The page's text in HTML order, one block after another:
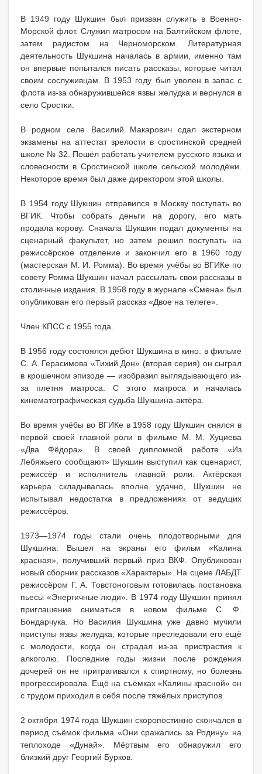
В 1949 году Шукшин был призван служить в Военно-
Морской флот. Служил матросом на Балтийском флоте,
затем радистом на Черноморском. Литературная
деятельность Шукшина началась в армии, именно там
он впервые попытался писать рассказы, которые читал
своим сослуживцам. В 1953 году был уволен в запас с
флота из-за обнаружившейся язвы желудка и вернулся в
село Сростки.
В родном селе Василий Макарович сдал экстерном
экзамены на аттестат зрелости в сростинской средней
школе № 32. Пошёл работать учителем русского языка и
словесности в Сростинской школе сельской молодёжи.
Некоторое время был даже директором этой школы.
В 1954 году Шукшин отправился в Москву поступать во
ВГИК. Чтобы собрать деньги на дорогу, его мать
продала корову. Сначала Шукшин подал документы на
сценарный факультет, но затем решил поступать на
режиссёрское отделение и закончил его в 1960 году
(мастерская М. И. Ромма). Во время учёбы во ВГИКе по
совету Ромма Шукшин начал рассылать свои рассказы в
столичные издания. В 1958 году в журнале «Смена» был
опубликован его первый рассказ «Двое на телеге».
Член КПСС с 1955 года.
В 1956 году состоялся дебют Шукшина в кино: в фильме
С. А. Герасимова «Тихий Дон» (вторая серия) он сыграл
в крошечном эпизоде — изобразил выглядывающего из-
за плетня матроса. С этого матроса и началась
кинематографическая судьба Шукшина-актёра.
Во время учёбы во ВГИКе в 1958 году Шукшин снялся в
первой своей главной роли в фильме М. М. Хуциева
«Два Фёдора». В своей дипломной работе «Из
Лебяжьего сообщают» Шукшин выступил как сценарист,
режиссёр и исполнитель главной роли. Актёрская
карьера складывалась вполне удачно, Шукшин не
испытывал недостатка в предложениях от ведущих
режиссёров.
1973—1974 годы стали очень плодотворными для
Шукшина. Вышел на экраны его фильм «Калина
красная», получивший первый приз ВКФ. Опубликован
новый сборник рассказов «Характеры». На сцене ЛАБДТ
режиссёром Г. А. Товстоноговым готовилась постановка
пьесы «Энергичные люди». В 1974 году Шукшин принял
приглашение сниматься в новом фильме С. Ф.
Бондарчука. Но Василия Шукшина уже давно мучили
приступы язвы желудка, которые преследовали его ещё
с молодости, когда он страдал из-за пристрастия к
алкоголю. Последние годы жизни после рождения
дочерей он не притрагивался к спиртному, но болезнь
прогрессировала. Ещё на съёмках «Калины красной» он
с трудом приходил в себя после тяжёлых приступов
2 октября 1974 года Шукшин скоропостижно скончался в
период съёмок фильма «Они сражались за Родину» на
теплоходе «Дунай». Мёртвым его обнаружил его
близкий друг Георгий Бурков.